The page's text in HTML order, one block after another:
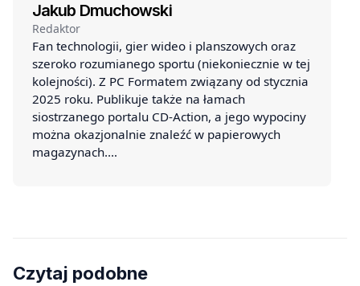
Jakub Dmuchowski
Redaktor
Fan technologii, gier wideo i planszowych oraz
szeroko rozumianego sportu (niekoniecznie w tej
kolejności). Z PC Formatem związany od stycznia
2025 roku. Publikuje także na łamach
siostrzanego portalu CD-Action, a jego wypociny
można okazjonalnie znaleźć w papierowych
magazynach.…
Czytaj podobne